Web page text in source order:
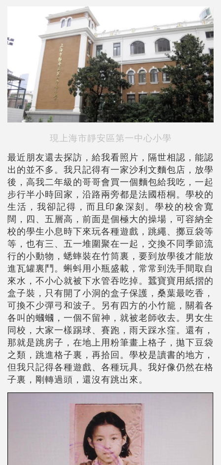
現 上海市靜安區第一中心小學
最近朋友還去探訪，給我看照片，隔世相認，能認
出的並不多。我只記得有一家沙利文麵包店，放學
後，高我二年級的哥哥會買一個麵包給我吃，一起
步行半小時回家，沿路兩旁都是法國梧桐。學校的
生活，我卻記得，而且印象深刻。學校的校舍寬
闊，四、五層高，前面是個極大的操場，可容納全
校的學生小息時下來玩各種遊戲，跳繩、擲豆袋等
等，也有三、五一堆圍聚在一起，交換不同季節流
行的小動物，蟋蟀裝在竹筒裏，要到放學後才能放
進瓦罐裏鬥。蝌蚪用小瓶盛載，常常到洗手間取自
來水，不小心就被下水管吞吃掉。蠶寶寶用紙摺的
盒子裝，只有開了小洞的盒子保護，桑葉最吃香，
可換不少彈弓和波子。另有四方的小竹籠，關着各
各叫的蟈蟈，一個不留神，就被老師收去。男女生
同校，大家一樣踢球、賽跑，雨天踩水窪。還有，
那就是跳房子，在地上用粉筆畫上格子，拋下豆袋
之類，跳進格子裏，再拾回。學校是讀書的地方，
但我只記得各種遊戲、各種玩具。我好像仍然在格
子裏，剛轉過頭，還沒有跳出來。